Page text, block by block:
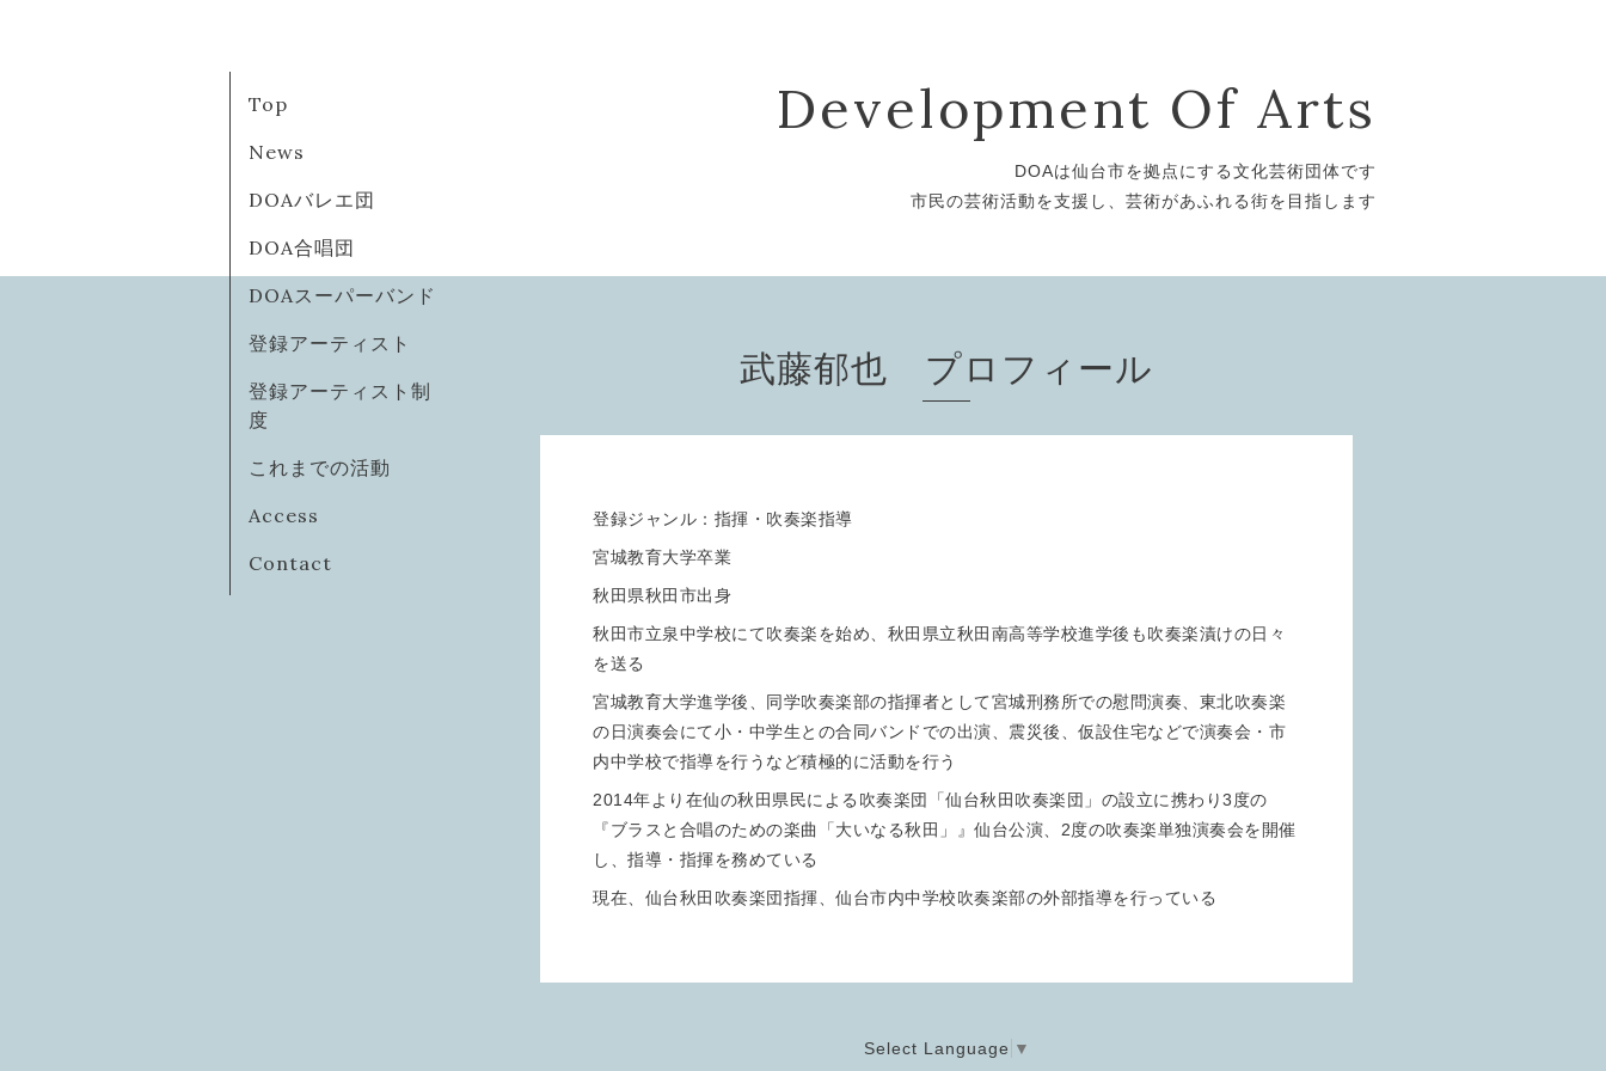
Development Of Arts
DOAは仙台市を拠点にする文化芸術団体です
市民の芸術活動を支援し、芸術があふれる街を目指します
Top
News
DOAバレエ団
DOA合唱団
DOAスーパーバンド
登録アーティスト
登録アーティスト制
度
これまでの活動
Access
Contact
武藤郁也 プロフィール
登録ジャンル：指揮・吹奏楽指導
宮城教育大学卒業
秋田県秋田市出身
秋田市立泉中学校にて吹奏楽を始め、秋田県立秋田南高等学校進学後も吹奏楽漬けの日々
を送る
宮城教育大学進学後、同学吹奏楽部の指揮者として宮城刑務所での慰問演奏、東北吹奏楽
の日演奏会にて小・中学生との合同バンドでの出演、震災後、仮設住宅などで演奏会・市
内中学校で指導を行うなど積極的に活動を行う
2014年より在仙の秋田県民による吹奏楽団「仙台秋田吹奏楽団」の設立に携わり3 度の
『ブラスと合唱のための楽曲「大いなる秋田」』仙台公演、 2度の吹奏楽単独演奏会を開催
し、指導・指揮を務めている
現在、仙台秋田吹奏楽団指揮、仙台市内中学校吹奏楽部の外部指導を行っている
Select Language ▼